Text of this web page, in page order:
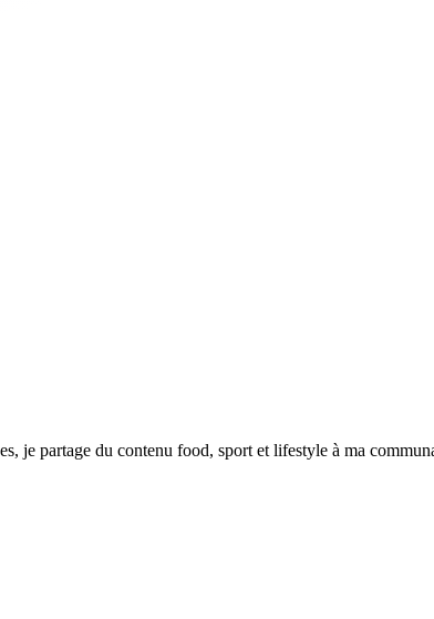
je partage du contenu food, sport et lifestyle à ma